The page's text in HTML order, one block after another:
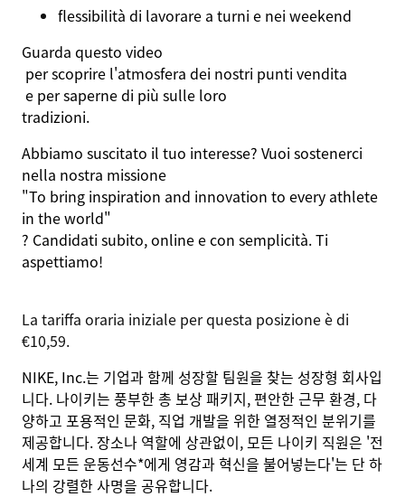
flessibilità di lavorare a turni e nei weekend
Guarda questo video
perscoprire l'atmosfera dei nostri punti vendita
e persapernedi più sulle loro
tradizioni.
Abbiamo suscitato il tuo interesse? Vuoi sostenerci
nella nostra missione
"To bring inspiration and innovation to every athlete
in the world"
? Candidati subito, online e con semplicità. Ti
aspettiamo!
La tariffa oraria iniziale per questa posizione è di
€10,59.
NIKE, Inc.는 기업과 함께 성장할 팀원을 찾는 성장형 회사입
니다. 나이키는 풍부한 총 보상 패키지, 편안한 근무 환경, 다
양하고 포용적인 문화, 직업 개발을 위한 열정적인 분위기를
제공합니다. 장소나 역할에 상관없이, 모든 나이키 직원은 '전
세계 모든 운동선수*에게 영감과 혁신을 불어넣는다'는 단 하
나의 강렬한 사명을 공유합니다.